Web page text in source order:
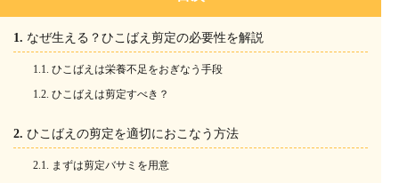
なぜ生える？ひこばえ剪定の必要性を解説
ひこばえは栄養不足をおぎなう手段
ひこばえは剪定すべき？
ひこばえの剪定を適切におこなう方法
まずは剪定バサミを用意